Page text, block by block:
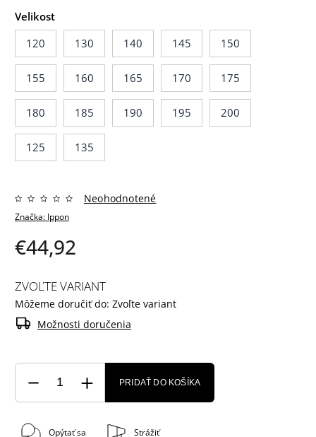
Velikost
120
130 140 145 150
155 160 165 170 175
180 185 190 195 200
125 135
Značka: Ippon
Neohodnotené
€44,92
ZVOĽTE VARIANT
Môžeme doručiť do: Zvoľte variant
Možnosti doručenia
PRIDAŤ DO KOŠÍKA
Opýtať sa Strážiť